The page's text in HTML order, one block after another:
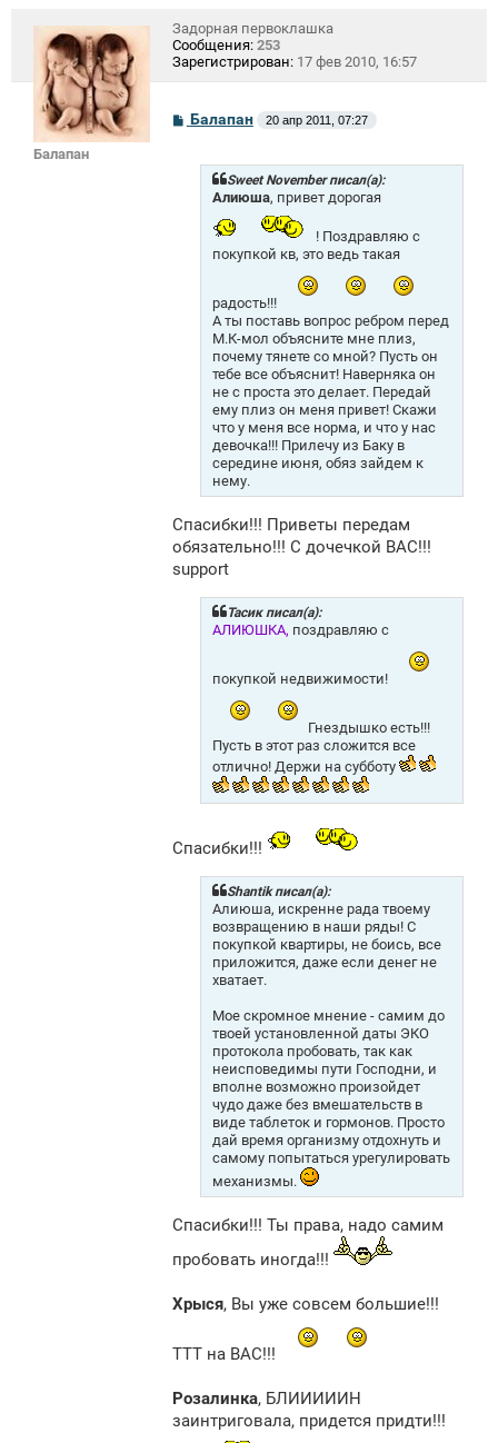
Балапан
Задорная первоклашка
Сообщения: 253
Зарегистрирован: 17 фев 2010, 16:57
С
о
Балапан 20 апр 2011, 07:27
Sweet November писал(а):
Алиюша, привет дорогая
! Поздравляю с
покупкой кв, это ведь такая
радость!!!
А ты поставь вопрос ребром перед
М.К-мол объясните мне плиз,
почему тянете со мной? Пусть он
тебе все объяснит! Наверняка он
не с проста это делает. Передай
ему плиз он меня привет! Скажи
что у меня все норма, и что у нас
девочка!!! Прилечу из Баку в
середине июня, обяз зайдем к
нему.
Спасибки!!! Приветы передам
обязательно!!! С дочечкой ВАС!!!
support
Тасик писал(а):
АЛИЮШКА, поздравляю с
покупкой недвижимости!
Гнездышко есть!!!
Пусть в этот раз сложится все
отлично! Держи на субботу
Спасибки!!!
Shantik писал(а):
Алиюша, искренне рада твоему
возвращению в наши ряды! С
покупкой квартиры, не боись, все
приложится, даже если денег не
хватает.
Мое скромное мнение - самим до
твоей установленной даты ЭКО
протокола пробовать, так как
неисповедимы пути Господни, и
вполне возможно произойдет
чудо даже без вмешательств в
виде таблеток и гормонов. Просто
дай время организму отдохнуть и
самому попытаться урегулировать
механизмы.
Спасибки!!! Ты права, надо самим
пробовать иногда!!!
Хрыся, Вы уже совсем большие!!!
ТТТ на ВАС!!!
Розалинка, БЛИИИИИН
заинтриговала, придется придти!!!